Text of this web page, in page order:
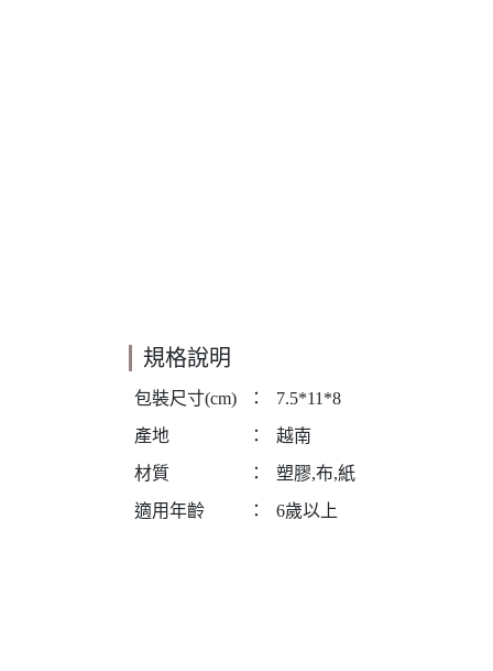
規格說明
包裝尺寸(cm) ：
7.5*11*8
產地
：
越南
材質
：
塑膠,布,紙
適用年齡
： 6歲以上